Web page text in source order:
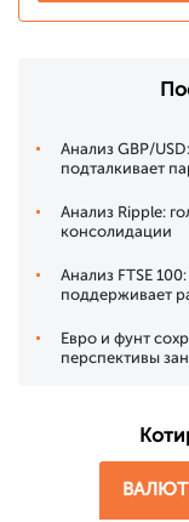
Анализ GBP/
подталкивает
Анализ Ripple:
консолидации
Анализ FTSE
поддерживает
Евро и фунт
перспективы